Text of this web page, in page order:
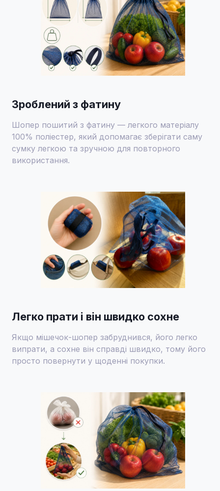
Зроблений з фатину
Шопер пошитий з фатину — легкого матеріалу
100% поліестер, який допомагає зберігати саму
сумку легкою та зручною для повторного
використання.
Легко прати і він швидко сохне
Якщо мішечок-шопер забруднився, його легко
випрати, а сохне він справді швидко, тому його
просто повернути у щоденні покупки.